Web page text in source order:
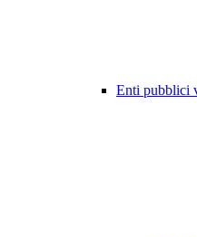
Enti pubblici